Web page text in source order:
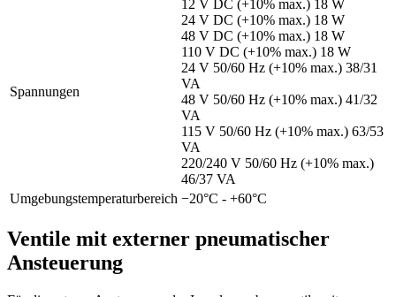
Spannungen
12 V DC (+10% max.) 18 W
24 V DC (+10% max.) 18 W
48 V DC (+10% max.) 18 W
110 V DC (+10% max.) 18 W
24 V 50/60 Hz (+10% max.) 38/31
VA
48 V 50/60 Hz (+10% max.) 41/32
VA
115 V 50/60 Hz (+10% max.) 63/53
VA
220/240 V 50/60 Hz (+10% max.)
46/37 VA
Umgebungstemperaturbereich −20°C - +60°C
Ventile mit externer pneumatischer
Ansteuerung